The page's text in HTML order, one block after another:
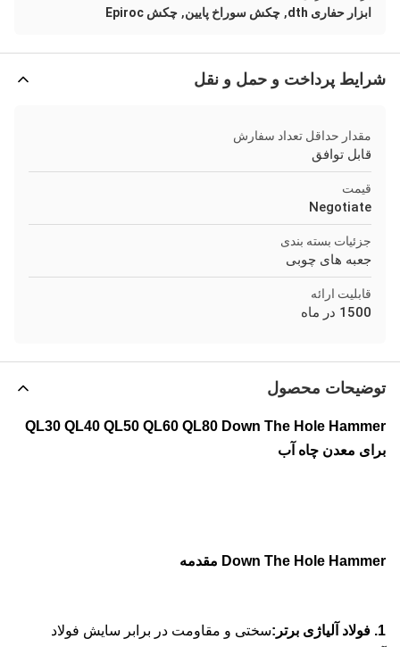
ابزار حفاری dth
, چکش سوراخ پایین, چکش Epiroc
شرایط پرداخت و حمل و نقل
مقدار حداقل تعداد سفارش
قابل توافق
قیمت
Negotiate
جزئیات بسته بندی
جعبه های چوبی
قابلیت ارائه
1500 در ماه
توضیحات محصول
QL30 QL40 QL50 QL60 QL80 Down The Hole Hammer
برای معدن چاه آب
Down The Hole Hammer مقدمه
1. فولاد آلیاژی برتر: سختی و مقاومت در برابر سایش فولاد